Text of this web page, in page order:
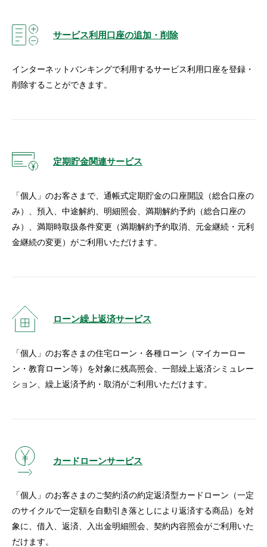
サービス利用口座の追加・削除
インターネットバンキングで利用するサービス利用口座を登録・
削除することができます。
定期貯金関連サービス
「個人」のお客さまで、通帳式定期貯金の口座開設（総合口座の
み）、預入、中途解約、明細照会、満期解約予約（総合口座の
み）、満期時取扱条件変更（満期解約予約取消、元金継続・元利
金継続の変更）がご利用いただけます。
ローン繰上返済サービス
「個人」のお客さまの住宅ローン・各種ローン（マイカーロー
ン・教育ローン等）を対象に残高照会、一部繰上返済シミュレー
ション、繰上返済予約・取消がご利用いただけます。
カードローンサービス
「個人」のお客さまのご契約済の約定返済型カードローン（一定
のサイクルで一定額を自動引き落としにより返済する商品）を対
象に、借入、返済、入出金明細照会、契約内容照会がご利用いた
だけます。